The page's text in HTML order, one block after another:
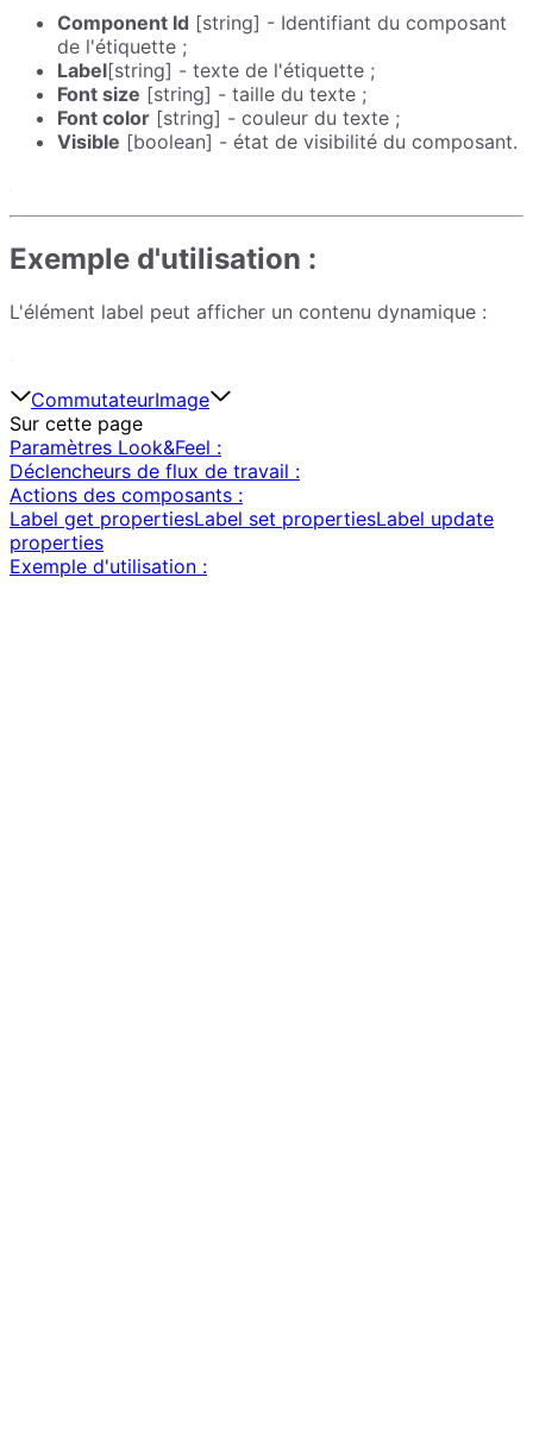
Component Id [string] - Identifiant du composant
de l'étiquette ;
Label[string] - texte de l'étiquette ;
Font size [string] - taille du texte ;
Font color [string] - couleur du texte ;
Visible [boolean] - état de visibilité du composant.
Exemple d'utilisation :
L'élément label peut afficher un contenu dynamique :
CommutateurImage
Sur cette page
Paramètres Look&Feel :
Déclencheurs de flux de travail :
Actions des composants :
Label get propertiesLabel set propertiesLabel update
properties
Exemple d'utilisation :